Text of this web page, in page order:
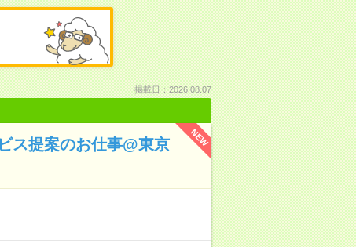
掲載日：2026.08.07
NEW
ス提案のお仕事@東京